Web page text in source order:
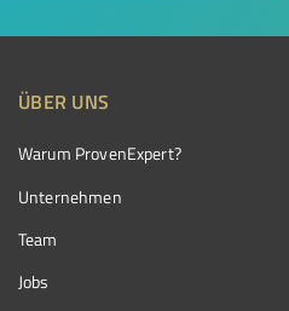
ÜBER UNS
Warum ProvenExpert?
Unternehmen
Team
Jobs